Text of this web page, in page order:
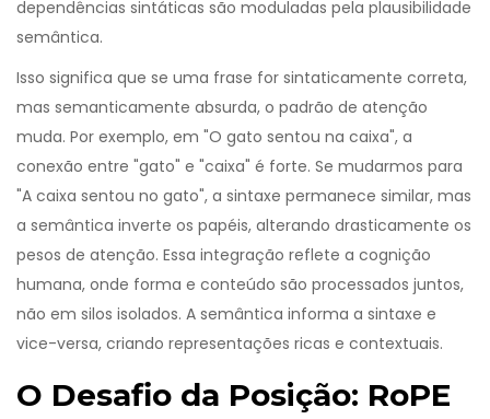
dependências sintáticas são moduladas pela plausibilidade
semântica.
Isso significa que se uma frase for sintaticamente correta,
mas semanticamente absurda, o padrão de atenção
muda. Por exemplo, em "O gato sentou na caixa", a
conexão entre "gato" e "caixa" é forte. Se mudarmos para
"A caixa sentou no gato", a sintaxe permanece similar, mas
a semântica inverte os papéis, alterando drasticamente os
pesos de atenção. Essa integração reflete a cognição
humana, onde forma e conteúdo são processados juntos,
não em silos isolados. A semântica informa a sintaxe e
vice-versa, criando representações ricas e contextuais.
O Desafio da Posição: RoPE